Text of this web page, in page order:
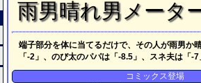
雨男晴れ男メータ
端子部分を体に当てるだけで、その人が雨男か
「-2」、のび太のパパは「-8.5」、スネ夫は「-
コミックス登場